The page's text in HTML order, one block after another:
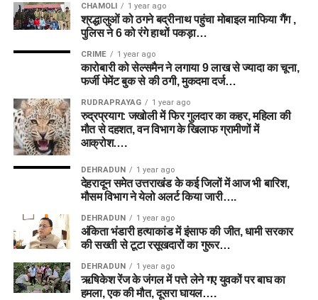
CHAMOLI 1 year ago
श्रद्धालुओं को ठगने बद्रीनाथ पहुंचा मोबाइल माफिया गैंग ,
पुलिस ने 6 को रंगे हाथों पकड़ा…
CRIME 1 year ago
कारोबारी को सेल्समैन ने लगाया 9 लाख से ज्यादा का चूना,
फर्जी पेमेंट बुक से की ठगी, मुकदमा दर्ज…
RUDRAPRAYAG 1 year ago
रुद्रप्रयाग: जखोली में फिर गुलदार का कहर, महिला की
मौत से दहशत, वन विभाग के खिलाफ ग्रामीणों में
आक्रोश….
DEHRADUN 1 year ago
देहरादून समेत उत्तराखंड के कई जिलों में आज भी बारिश,
मौसम विभाग ने येलो अलर्ट किया जारी….
DEHRADUN 1 year ago
अंकिता भंडारी हत्याकांड में इंसाफ की जीत, धामी सरकार
की सख्ती से टूटा रसूखदारों का गुरूर…
DEHRADUN 1 year ago
ऋषिकेश रेंज के जंगल में पत्ते लेने गए युवकों पर बाघ का
हमला, एक की मौत, दूसरा घायल….